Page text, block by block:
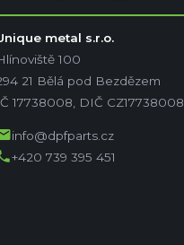
metal s.r.o.
100
21 Bělá pod Bezdězem
17738008, DIČ CZ17738008
info@dpfparts.cz
+420 739 395 451